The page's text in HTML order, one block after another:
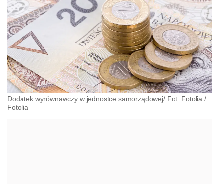
Dodatek wyrównawczy w jednostce samorządowej/ Fot. Fotolia /
Fotolia